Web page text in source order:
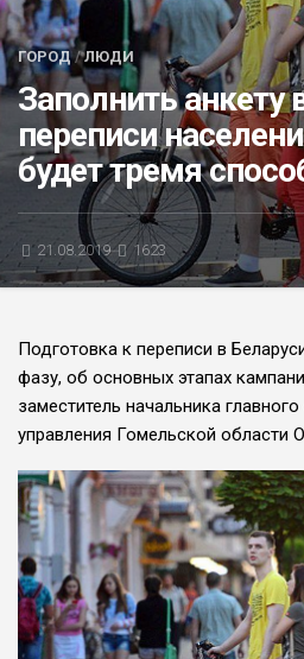
БЛИЦ-ОПРОС
АФИША
ГОРОД/ЛЮДИ
Заполнить анкету
переписи
будет тремя
21.08.2019 1623
Подготовка к перепи­си в
фазу, об основных этапах
заместитель началь­ника
управле­ния Гомельской области